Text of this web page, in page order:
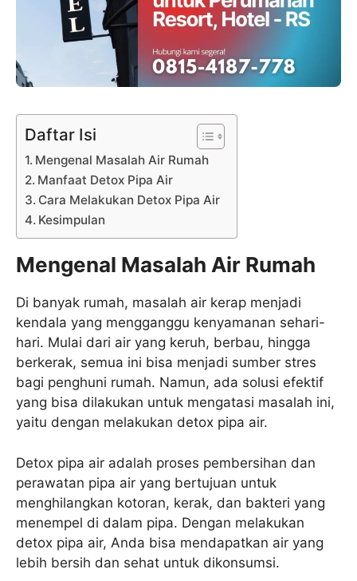
Daftar Isi
Mengenal Masalah Air Rumah
Manfaat Detox Pipa Air
Cara Melakukan Detox Pipa Air
Kesimpulan
Mengenal Masalah Air Rumah
Di banyak rumah, masalah air kerap menjadi
kendala yang mengganggu kenyamanan sehari-
hari. Mulai dari air yang keruh, berbau, hingga
berkerak, semua ini bisa menjadi sumber stres
bagi penghuni rumah. Namun, ada solusi efektif
yang bisa dilakukan untuk mengatasi masalah ini,
yaitu dengan melakukan detox pipa air.
Detox pipa air adalah proses pembersihan dan
perawatan pipa air yang bertujuan untuk
menghilangkan kotoran, kerak, dan bakteri yang
menempel di dalam pipa. Dengan melakukan
detox pipa air, Anda bisa mendapatkan air yang
lebih bersih dan sehat untuk dikonsumsi.